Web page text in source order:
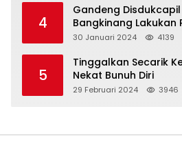
4
Gandeng
Bangkinang Lakukan
Kependudukan WBP
30 Januari 2024 4139
5
Tinggalkan Secarik
Nekat Bunuh Diri
29 Februari 2024 3946